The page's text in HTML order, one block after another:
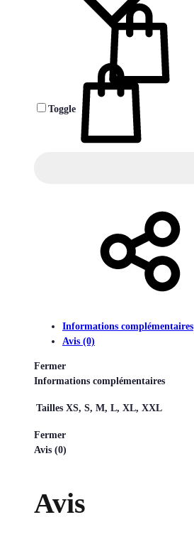
Toggle
Informations complémentaires
Avis (0)
Fermer
Informations complémentaires
Tailles XS, S, M, L, XL, XXL
Fermer
Avis (0)
Avis